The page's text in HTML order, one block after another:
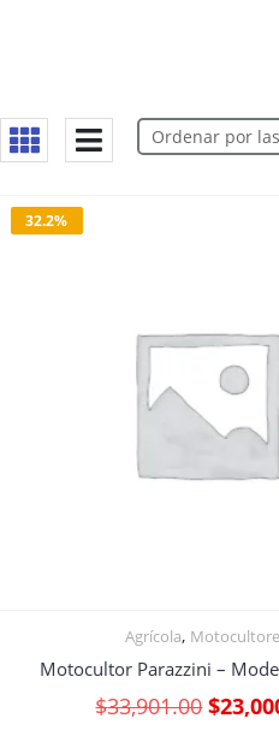
32.2%
Agrícola,
Motocultor Parazzini –
$33,901.00 $